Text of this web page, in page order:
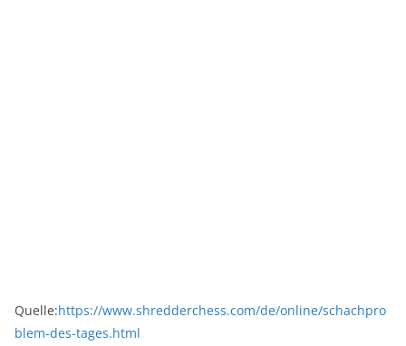
Quelle:https://www.shredderchess.com/de/online/schachpro
blem-des-tages.html